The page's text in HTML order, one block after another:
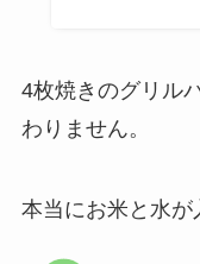
4枚焼きのグリル
わりません。
本当にお米と水が